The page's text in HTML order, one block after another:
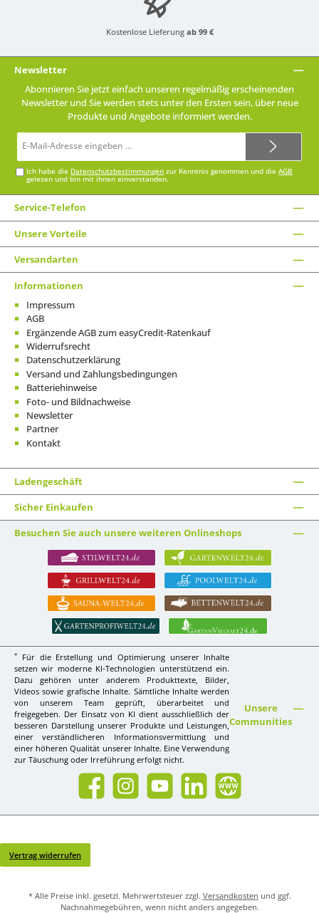
Kostenlose Lieferung ab 99 €
Newsletter
Abonnieren Sie jetzt einfach unseren regelmäßig erscheinenden
Newsletter und Sie werden stets unter den Ersten sein, über neue
Produkte und Angebote informiert werden.
Mail-
Ich habe die Datenschutzbestimmungen zur Kenntnis genommen und dieAGB
gelesen und bin mit ihnen einverstanden.
Service-Telefon
Unsere Vorteile
Versandarten
Informationen
Impressum
AGB
Ergänzende AGB zum easyCredit-Ratenkauf
Widerrufsrecht
Datenschutzerklärung
Versand und Zahlungsbedingungen
Batteriehinweise
Foto- und Bildnachweise
Newsletter
Partner
Kontakt
Ladengeschäft
Sicher Einkaufen
Besuchen Sie auch unsere weiteren Onlineshops
*
Für die Erstellung und Optimierung unserer Inhalte
setzen wir moderne KI-Technologien unterstützend ein.
Dazu gehören unter anderem Produkttexte, Bilder,
Videos sowie grafische Inhalte. Sämtliche Inhalte werden
von unserem Team geprüft, überarbeitet und
freigegeben. Der Einsatz von KI dient ausschließlich der
besseren Darstellung unserer Produkte und Leistungen,
einer verständlicheren Informationsvermittlung und
einer höheren Qualität unserer Inhalte. Eine Verwendung
zur Täuschung oder Irreführung erfolgt nicht.
Unsere
Communities
Facebook InstagramYouTube LinkedIn Website
Vertrag widerrufen
* Alle Preise inkl. gesetzl. Mehrwertsteuer zzgl. Versandkosten und ggf.
Nachnahmegebühren, wenn nicht anders angegeben.